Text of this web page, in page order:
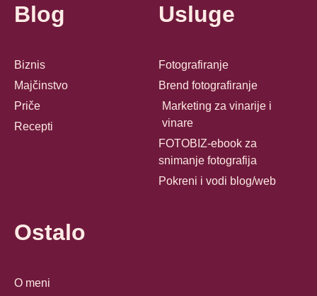
Blog
Biznis
Majčinstvo
Priče
Recepti
Usluge
Fotografiranje
Brend fotografiranje
Marketing za vinarije i
vinare
FOTOBIZ-ebook za
snimanje fotografija
Pokreni i vodi blog/web
Ostalo
O meni